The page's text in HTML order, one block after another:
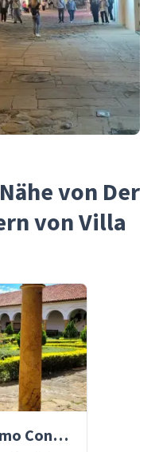
von Der
von Villa
Hey, das Santo Ecce Homo Convent